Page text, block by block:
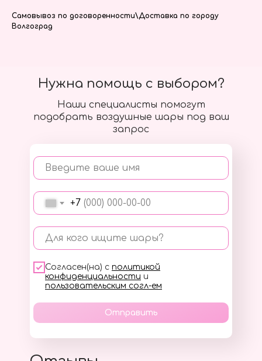
Самовывоз по договоренности\Доставка по городу
Волгоград
Наши специалисты помогут
подобрать воздушные шары под ваш
запрос
Введите ваше имя
+7
Для кого ищите шары?
Согласен(на) с политикой
конфиденциальности и
пользовательским согл-ем
Отправить
Нужна помощь с выбором?